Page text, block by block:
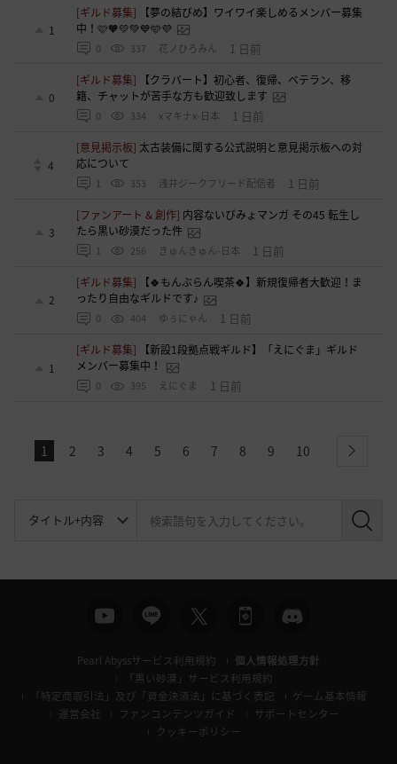
1
[ギルド募集]
【夢の結びめ】ワイワイ楽しめるメンバー募集
中！🩷🧡💛💚💙🩵💜
0 337 花ノひろみん 1 日前
0
[ギルド募集]
【クラバート】初心者、復帰、ベテラン、移
籍、チャットが苦手な方も歓迎致します
0 334 xマキナx-日本 1 日前
4
[意見掲示板] 太古装備に関する公式説明と意見掲示板への対
応について
1 353 浅井ジークフリード配信者 1 日前
3
[ファンアート & 創作] 内容ないびみょマンガ その45 転生し
たら黒い砂漠だった件
1 256 きゅんきゅん-日本 1 日前
2
[ギルド募集]
【🍀もんぶらん喫茶🍀】新規復帰者大歓迎！ま
ったり自由なギルドです♪
0 404 ゆぅにゃん 1 日前
1
[ギルド募集]
【新設1段拠点戦ギルド】「えにぐま」ギルド
メンバー募集中！
0 395 えにぐま 1 日前
1 2 3 4 5 6 7 8 9 10 next
検
Pearl Abyssサービス利用規約
個人情報処理方針
「黒い砂漠」サービス利用規約
「特定商取引法」及び「資金決済法」に基づく表記
ゲーム基本情報
運営会社
ファンコンテンツガイド
サポートセンター
クッキーポリシー